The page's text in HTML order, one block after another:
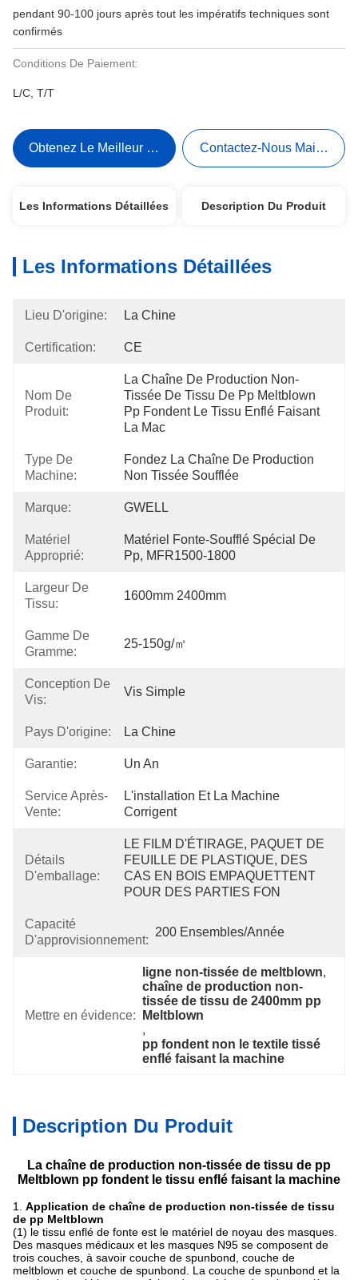
pendant 90-100 jours après tout les impératifs techniques sont
confirmés
Conditions De Paiement:
L/C, T/T
Obtenez Le Meilleur Prix Contactez-Nous Maintenant
Les Informations Détaillées Description Du Produit
Les Informations Détaillées
Lieu D'origine: La Chine
Certification: CE
Nom De
Produit:
La Chaîne De Production Non-
Tissée De Tissu De Pp Meltblown
Pp Fondent Le Tissu Enflé Faisant
La Mac
Type De
Machine:
Fondez La Chaîne De Production
Non Tissée Soufflée
Marque: GWELL
Matériel
Approprié:
Matériel Fonte-Soufflé Spécial De
Pp, MFR1500-1800
Largeur De
Tissu:
1600mm 2400mm
Gamme De
Gramme:
25-150g/㎡
Conception De
Vis:
Vis Simple
Pays D'origine: La Chine
Garantie: Un An
Service Après-
Vente:
L'installation Et La Machine
Corrigent
Détails
D'emballage:
LE FILM D'ÉTIRAGE, PAQUET DE
FEUILLE DE PLASTIQUE, DES
CAS EN BOIS EMPAQUETTENT
POUR DES PARTIES FON
Capacité
D'approvisionnement:
200 Ensembles/année
Mettre en évidence:
ligne non-tissée de meltblown,
chaîne de production non-
tissée de tissu de 2400mm pp
Meltblown
,
pp fondent non le textile tissé
enflé faisant la machine
Description Du Produit
La chaîne de production non-tissée de tissu de pp
Meltblown pp fondent le tissu enflé faisant la machine
1. Application de chaîne de production non-tissée de tissu
de pp Meltblown
(1) le tissu enflé de fonte est le matériel de noyau des masques.
Des masques médicaux et les masques N95 se composent de
trois couches, à savoir couche de spunbond, couche de
meltblown et couche de spunbond. La couche de spunbond et la